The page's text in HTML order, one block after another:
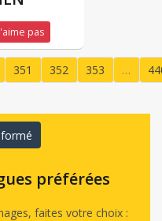
pas
351 352 353 …
préférées
faites votre choix :